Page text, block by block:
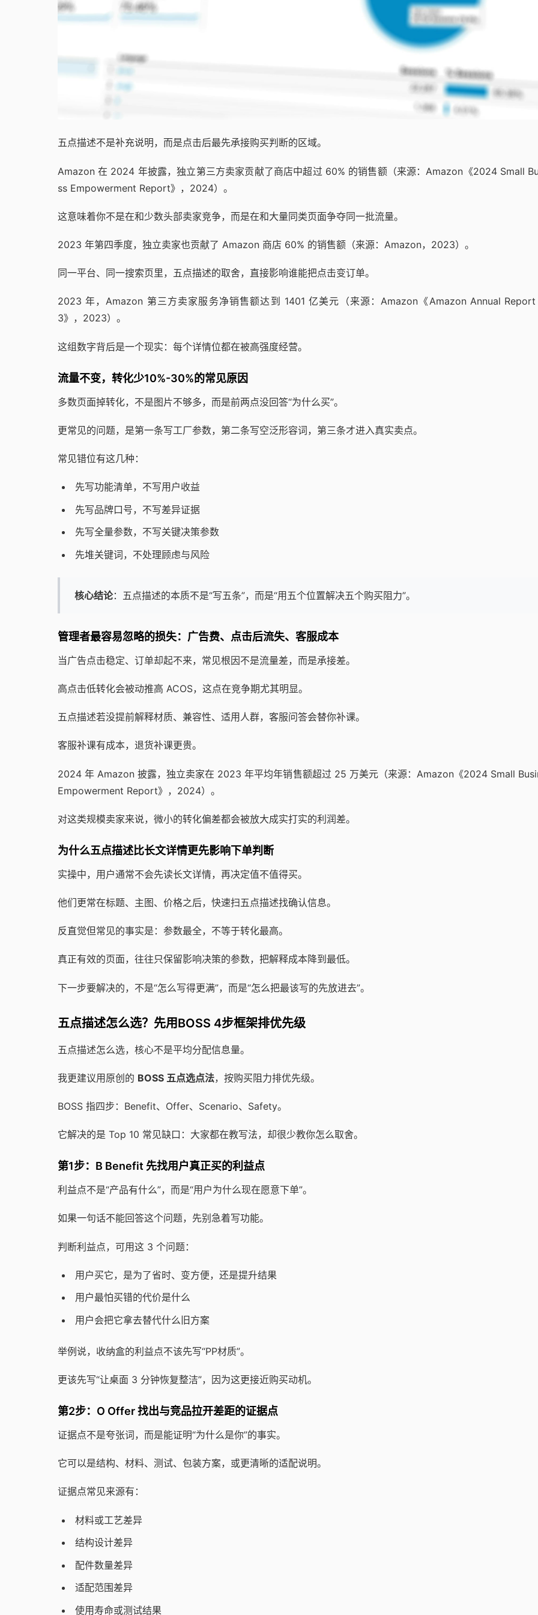
五点描述不是补充说明，而是点击后最先承接购买判断的区域。
Amazon 在 2024 年披露，独立第三方卖家贡献了商店中超过 60% 的销售额（来源：Amazon《2024 Small
ss Empowerment Report》，2024）。
这意味着你不是在和少数头部卖家竞争，而是在和大量同类页面争夺同一批流量。
2023 年第四季度，独立卖家也贡献了 Amazon 商店 60% 的销售额（来源：Amazon，2023）。
同一平台、同一搜索页里，五点描述的取舍，直接影响谁能把点击变订单。
2023 年，Amazon 第三方卖家服务净销售额达到 1401 亿美元（来源：Amazon《Amazon Annual
3》，2023）。
这组数字背后是一个现实：每个详情位都在被高强度经营。
流量不变，转化少10%-30%的常见原因
多数页面掉转化，不是图片不够多，而是前两点没回答“为什么买”。
更常见的问题，是第一条写工厂参数，第二条写空泛形容词，第三条才进入真实卖点。
常见错位有这几种：
先写功能清单，不写用户收益
先写品牌口号，不写差异证据
先写全量参数，不写关键决策参数
先堆关键词，不处理顾虑与风险
核心结论：五点描述的本质不是“写五条”，而是“用五个位置解决五个购买阻力”。
管理者最容易忽略的损失：广告费、点击后流失、客服成本
当广告点击稳定、订单却起不来，常见根因不是流量差，而是承接差。
高点击低转化会被动推高 ACOS，这点在竞争期尤其明显。
五点描述若没提前解释材质、兼容性、适用人群，客服问答会替你补课。
客服补课有成本，退货补课更贵。
2024 年 Amazon 披露，独立卖家在 2023 年平均年销售额超过 25 万美元（来源：Amazon《2024 Small
Empowerment Report》，2024）。
对这类规模卖家来说，微小的转化偏差都会被放大成实打实的利润差。
为什么五点描述比长文详情更先影响下单判断
实操中，用户通常不会先读长文详情，再决定值不值得买。
他们更常在标题、主图、价格之后，快速扫五点描述找确认信息。
反直觉但常见的事实是：参数最全，不等于转化最高。
真正有效的页面，往往只保留影响决策的参数，把解释成本降到最低。
下一步要解决的，不是“怎么写得更满”，而是“怎么把最该写的先放进去”。
五点描述怎么选？先用BOSS 4步框架排优先级
五点描述怎么选，核心不是平均分配信息量。
我更建议用原创的 BOSS 五点选点法，按购买阻力排优先级。
BOSS 指四步：Benefit、Offer、Scenario、Safety。
它解决的是 Top 10 常见缺口：大家都在教写法，却很少教你怎么取舍。
第1步：B Benefit 先找用户真正买的利益点
利益点不是“产品有什么”，而是“用户为什么现在愿意下单”。
如果一句话不能回答这个问题，先别急着写功能。
判断利益点，可用这 3 个问题：
用户买它，是为了省时、变方便，还是提升结果
用户最怕买错的代价是什么
用户会把它拿去替代什么旧方案
举例说，收纳盒的利益点不该先写“PP材质”。
更该先写“让桌面 3 分钟恢复整洁”，因为这更接近购买动机。
第2步：O Offer 找出与竞品拉开差距的证据点
证据点不是夸张词，而是能证明“为什么是你”的事实。
它可以是结构、材料、测试、包装方案，或更清晰的适配说明。
证据点常见来源有：
材料或工艺差异
结构设计差异
配件数量差异
适配范围差异
使用寿命或测试结果